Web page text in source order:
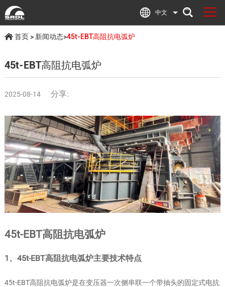
中文
首页> 新闻动态>45t-EBT高阻抗电弧炉
45t-EBT高阻抗电弧炉
2025-08-14 分享:
45t-EBT高阻抗电弧炉
1、45t-EBT高阻抗电弧炉主要技术特点
45t-EBT高阻抗电弧炉是在变压器一次侧串联一个带抽头的固定式电抗